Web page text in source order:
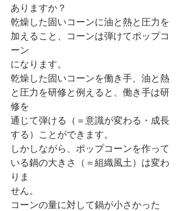
ありますか？
乾燥した固いコーンに油と熱と圧力を
加えること、コーンは弾けてポップコ
ーン
になります。
乾燥した固いコーンを働き手、油と熱
と圧力を研修と例えると、働き手は研
修を
通じて弾ける（＝意識が変わる・成長
する）ことができます。
しかしながら、ポップコーンを作って
いる鍋の大きさ（＝組織風土）は変わ
りま
せん。
コーンの量に対して鍋が小さかった